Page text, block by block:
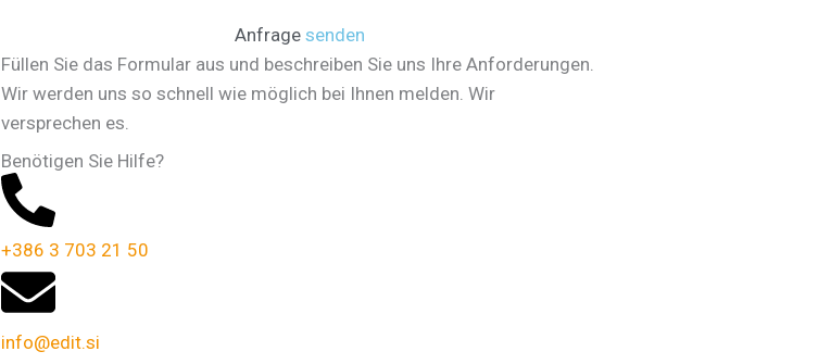
Anfrage senden
Füllen Sie das Formular aus und beschreiben Sie uns Ihre Anforderungen.
Wir werden uns so schnell wie möglich bei Ihnen melden. Wir
versprechen es.
Benötigen Sie Hilfe?
+386 3 703 21 50
info@edit.si